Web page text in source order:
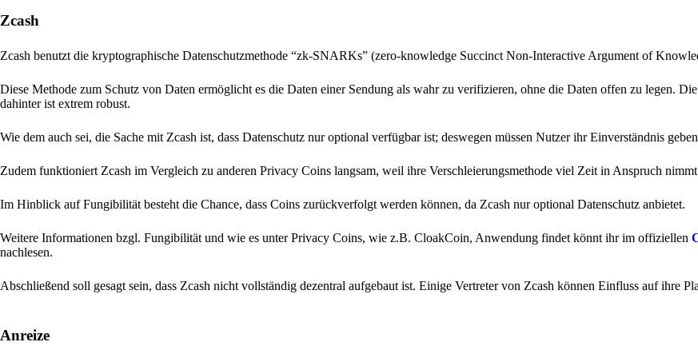
Zcash
Zcash benutzt die kryptographische Datenschutzmethode “zk-SNARKs” (zero-knowledge Succinct Non-Interactive Argument of
Diese Methode zum Schutz von Daten ermöglicht es die Daten einer Sendung als wahr zu verifizieren, ohne die Daten offen zu legen.
dahinter ist extrem robust.
Wie dem auch sei, die Sache mit Zcash ist, dass Datenschutz nur optional verfügbar ist; deswegen müssen Nutzer ihr Einverständnis
Zudem funktioniert Zcash im Vergleich zu anderen Privacy Coins langsam, weil ihre Verschleierungsmethode viel Zeit in Anspruch
Im Hinblick auf Fungibilität besteht die Chance, dass Coins zurückverfolgt werden können, da Zcash nur optional Datenschutz anbietet.
Weitere Informationen bzgl. Fungibilität und wie es unter Privacy Coins, wie z.B. CloakCoin, Anwendung findet könnt ihr im offiziellen
nachlesen.
Abschließend soll gesagt sein, dass Zcash nicht vollständig dezentral aufgebaut ist. Einige Vertreter von Zcash können Einfluss auf ihre
Anreize